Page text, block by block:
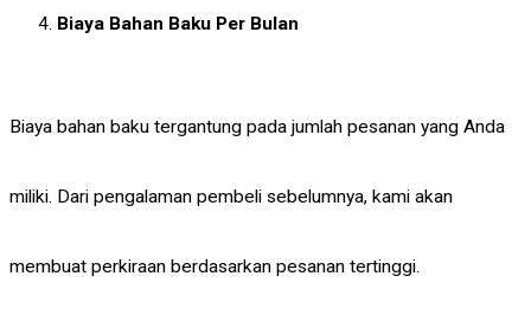
Biaya Bahan Baku Per Bulan
Biaya bahan baku tergantung pada jumlah pesanan yang Anda
miliki. Dari pengalaman pembeli sebelumnya, kami akan
membuat perkiraan berdasarkan pesanan tertinggi.